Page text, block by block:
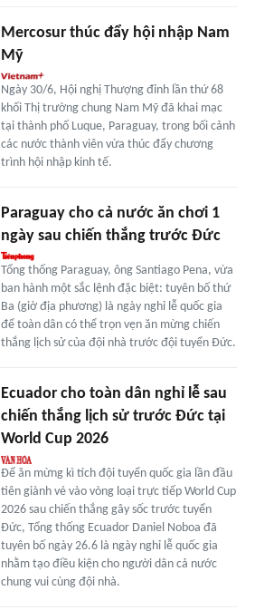
Mercosur thúc đẩy hội nhập Nam
Mỹ
Ngày 30/6, Hội nghị Thượng đỉnh lần thứ 68
khối Thị trường chung Nam Mỹ đã khai mạc
tại thành phố Luque, Paraguay, trong bối cảnh
các nước thành viên vừa thúc đẩy chương
trình hội nhập kinh tế.
Paraguay cho cả nước ăn chơi 1
ngày sau chiến thắng trước Đức
Tổng thống Paraguay, ông Santiago Pena, vừa
ban hành một sắc lệnh đặc biệt: tuyên bố thứ
Ba (giờ địa phương) là ngày nghỉ lễ quốc gia
để toàn dân có thể trọn vẹn ăn mừng chiến
thắng lịch sử của đội nhà trước đội tuyển Đức.
Ecuador cho toàn dân nghỉ lễ sau
chiến thắng lịch sử trước Đức tại
World Cup 2026
Để ăn mừng kì tích đội tuyển quốc gia lần đầu
tiên giành vé vào vòng loại trực tiếp World Cup
2026 sau chiến thắng gây sốc trước tuyển
Đức, Tổng thống Ecuador Daniel Noboa đã
tuyên bố ngày 26.6 là ngày nghỉ lễ quốc gia
nhằm tạo điều kiện cho người dân cả nước
chung vui cùng đội nhà.